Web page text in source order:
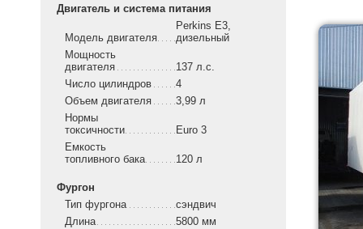
Двигатель и система питания
Модель двигателя
Perkins Е3,
дизельный
Мощность
двигателя
137 л.с.
Число цилиндров
4
Объем двигателя
3,99 л
Нормы
токсичности
Euro 3
Емкость
топливного бака
120 л
Фургон
Тип фургона
сэндвич
Длина
5800 мм